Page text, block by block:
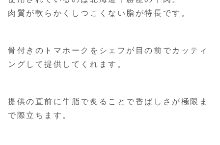
肉質が軟らかくしつこくない脂が特長です。
骨付きのトマホークをシェフが目の前でカッティ
ングして提供してくれます。
提供の直前に牛脂で炙ることで香ばしさが極限ま
で際立ちます。